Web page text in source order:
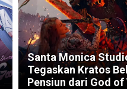
Santa Monica
Tegaskan Kratos
Pensiun dari God of